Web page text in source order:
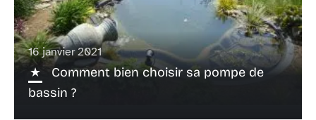
16 janvier 2021
Comment bien choisir sa pompe de
bassin ?